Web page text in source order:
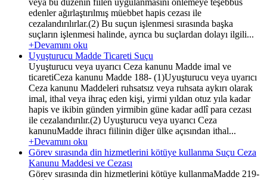
edenler ağırlaştırılmış müebbet hapis cezası ile
cezalandırılırlar.(2) Bu suçun işlenmesi sırasında başka
suçların işlenmesi halinde, ayrıca bu suçlardan dolayı ilgili...
+Devamını oku
Uyuşturucu Madde Ticareti Suçu
Uyuşturucu veya uyarıcı Ceza kanunu Madde imal ve
ticaretiCeza kanunu Madde 188- (1)Uyuşturucu veya uyarıcı
Ceza kanunu Maddeleri ruhsatsız veya ruhsata aykırı olarak
imal, ithal veya ihraç eden kişi, yirmi yıldan otuz yıla kadar
hapis ve ikibin günden yirmibin güne kadar adlî para cezası
ile cezalandırılır.(2) Uyuşturucu veya uyarıcı Ceza
kanunuMadde ihracı fiilinin diğer ülke açısından ithal...
+Devamını oku
Görev sırasında din hizmetlerini kötüye kullanma Suçu Ceza
Kanunu Maddesi ve Cezası
Görev sırasında din hizmetlerini kötüye kullanmaMadde 219-